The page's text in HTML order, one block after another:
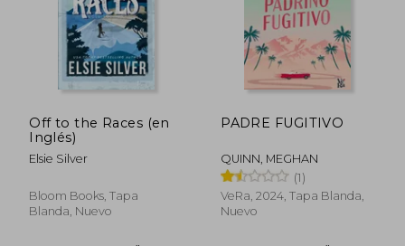
Off to the Races (en
Inglés)
Elsie Silver
Bloom Books, Tapa
Blanda, Nuevo
PADRE FUGITIVO
QUINN, MEGHAN
(1)
VeRa, 2024, Tapa Blanda,
Nuevo